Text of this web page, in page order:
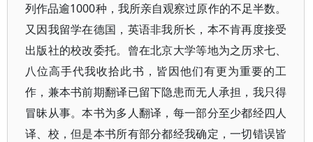
列作品逾1000种，我所亲自观察过原作的不足半数。
又因我留学在德国，英语非我所长，本不肯再度接受
出版社的校改委托。曾在北京大学等地为之历求七、
八位高手代我收拾此书，皆因他们有更为重要的工
作，兼本书前期翻译已留下隐患而无人承担，我只得
冒昧从事。本书为多人翻译，每一部分至少都经四人
译、校，但是本书所有部分都经我确定，一切错误皆